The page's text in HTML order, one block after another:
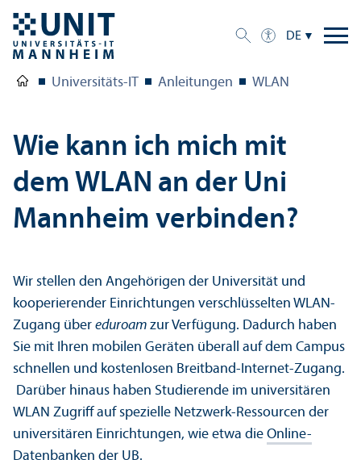
DE
Universitäts-IT Anleitungen WLAN
Wie kann ich mich mit
dem WLAN an der Uni
Mannheim verbinden?
Wir stellen den Angehörigen der Universität und
kooperierender Einrichtungen verschlüsselten WLAN-
Zugang über eduroam zur Verfügung. Dadurch haben
Sie mit Ihren mobilen Geräten überall auf dem Campus
schnellen und kostenlosen Breitband-Internet-Zugang.
Darüber hinaus haben Studierende im universitären
WLAN Zugriff auf spezielle Netzwerk-Ressourcen der
universitären Einrichtungen, wie etwa die Online-
Datenbanken der UB.